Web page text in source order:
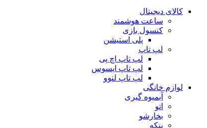
کالای دیجیتال
ساعت هوشمند
کنسول بازی
پلی استیشن
لپ تاپ
لپ تاپ اچ پی
لپ تاپ ایسوس
لپ تاپ لنوو
لوازم خانگی
آبمیوه گیری
اتو
بخارشو
پنکه